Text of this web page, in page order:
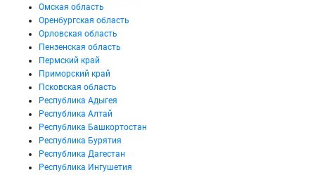
Омская область
Оренбургская область
Орловская область
Пензенская область
Пермский край
Приморский край
Псковская область
Республика Адыгея
Республика Алтай
Республика Башкортостан
Республика Бурятия
Республика Дагестан
Республика Ингушетия